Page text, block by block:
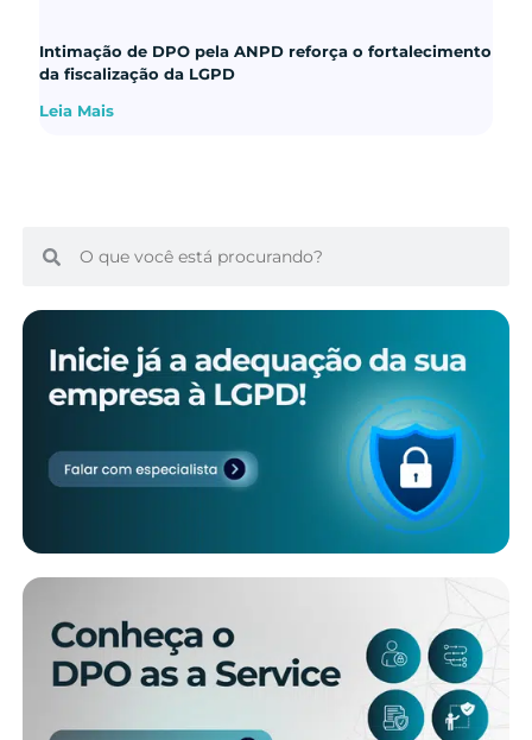
Intimação de DPO pela ANPD reforça o fortalecimento
da fiscalização da LGPD
Leia Mais